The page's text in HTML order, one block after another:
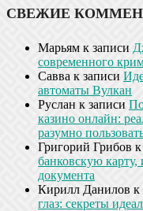
СВЕЖИЕ
Марьям к записи
современного
Савва к записи
автоматы Вулкан
Руслан к записи
казино онлайн:
разумно
Григорий Грибов
банковскую карту,
документа
Кирилл Данилов к
глаз: секреты